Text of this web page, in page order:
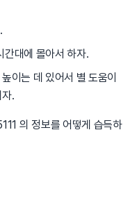
간대에 몰아서 하자.
이는 데 있어서 별 도움이
.
의 정보를 어떻게 습득하